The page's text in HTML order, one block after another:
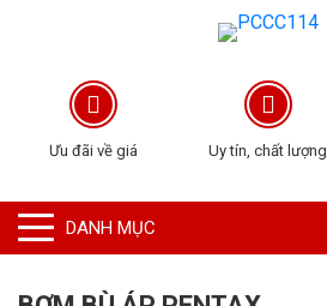
Ưu đãi về giá Uy tín, chất lượng
DANH MỤC